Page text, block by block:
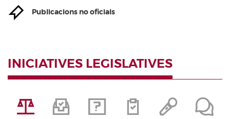
Publicacions no oficials
INICIATIVES LEGISLATIVES